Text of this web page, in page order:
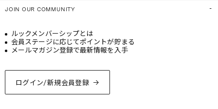
JOIN OUR COMMUNITY
ログイン/新規会員登録
ルックメンバーシップとは
会員ステージに応じてポイントが貯まる
メールマガジン登録で最新情報を入手